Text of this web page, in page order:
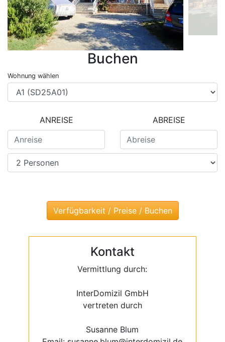
Buchen
Wohnung wählen
ANREISE ABREISE
Kontakt
Vermittlung durch:
InterDomizil GmbH
vertreten durch
Susanne Blum